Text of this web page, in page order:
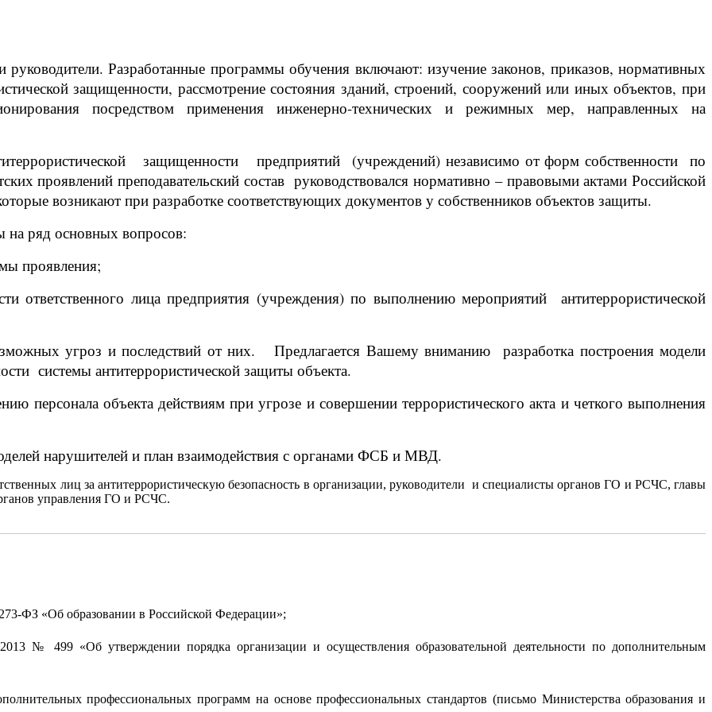
Разработанные программы обучения включают: изучение законов, приказов, нормативных
защищенности, рассмотрение состояния зданий, строений, сооружений или иных объектов, при
посредством применения инженерно-технических и режимных мер, направленных на
защищенности предприятий (учреждений) независимо от форм собственности по
проявлений преподавательский состав руководствовался нормативно – правовыми актами Российской
возникают при разработке соответствующих документов у собственников объектов защиты.
ряд основных вопросов:
проявления;
лица предприятия (учреждения) по выполнению мероприятий антитеррористической
угроз и последствий от них. Предлагается Вашему вниманию разработка построения модели
системы антитеррористической защиты объекта.
персонала объекта действиям при угрозе и совершении террористического акта и четкого выполнения
нарушителей и план взаимодействия с органами ФСБ и МВД.
лиц за антитеррористическую безопасность в организации, руководители и специалисты органов ГО и РСЧС, главы
управления ГО и РСЧС.
ФЗ «Об образовании в Российской Федерации»;
№ 499 «Об утверждении порядка организации и осуществления образовательной деятельности по дополнительным
профессиональных программ на основе профессиональных стандартов (письмо Министерства образования и